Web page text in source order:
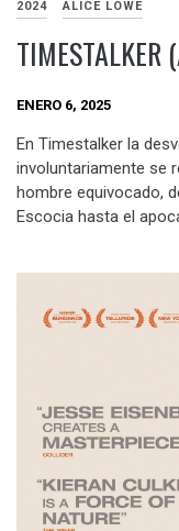
2024 ALICE LOWE
ENERO 6, 2025
En Timestalker la
involuntariamente se
hombre equivocado,
Escocia hasta el